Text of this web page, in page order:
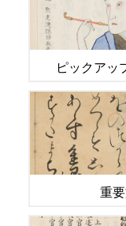
ピックアッ
重